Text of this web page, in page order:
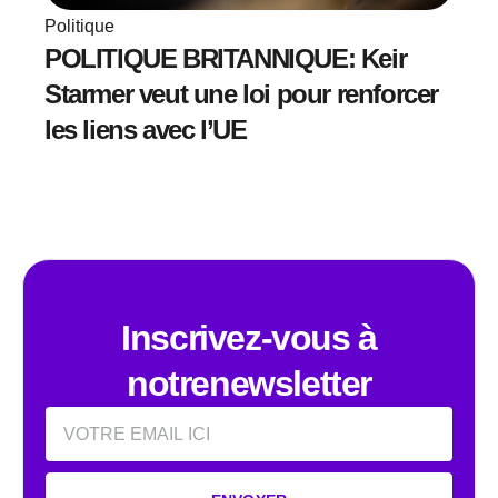
Politique
POLITIQUE BRITANNIQUE: Keir
Starmer veut une loi pour renforcer
les liens avec l’UE
Inscrivez-vous à
notrenewsletter
Email